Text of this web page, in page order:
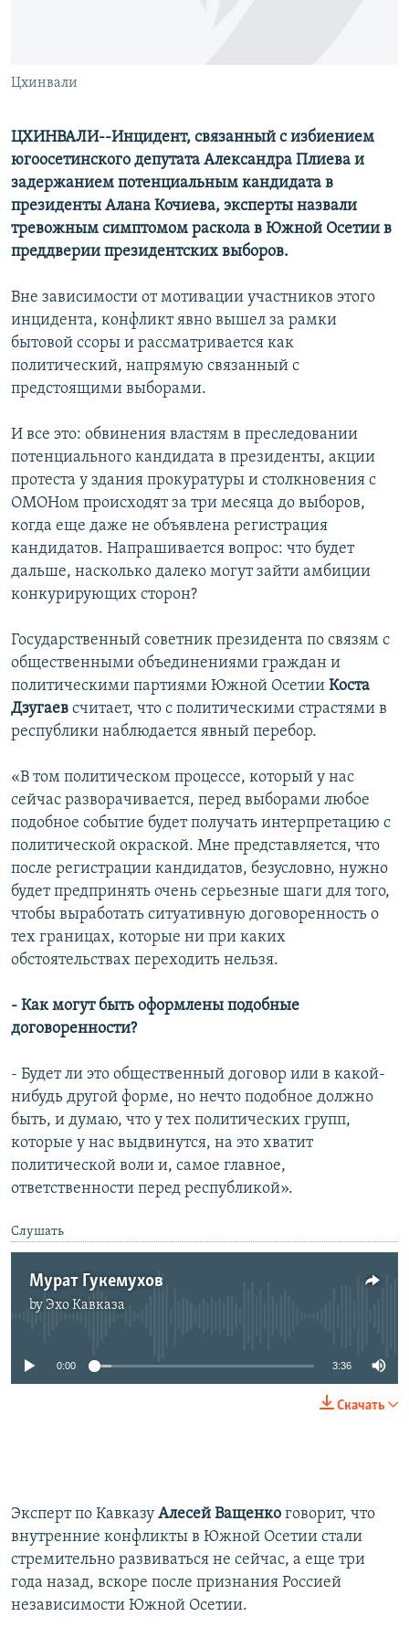
ЧИТАЕМ ПРЕССУ
Все сайты РСЕ/РС
Цхинвали
ЦХИНВАЛИ--Инцидент, связанный с избиением
югоосетинского депутата Александра Плиева и
задержанием потенциальным кандидата в
президенты Алана Кочиева, эксперты назвали
тревожным симптомом раскола в Южной Осетии в
преддверии президентских выборов.
Вне зависимости от мотивации участников этого
инцидента, конфликт явно вышел за рамки
бытовой ссоры и рассматривается как
политический, напрямую связанный с
предстоящими выборами.
И все это: обвинения властям в преследовании
потенциального кандидата в президенты, акции
протеста у здания прокуратуры и столкновения с
ОМОНом происходят за три месяца до выборов,
когда еще даже не объявлена регистрация
кандидатов. Напрашивается вопрос: что будет
дальше, насколько далеко могут зайти амбиции
конкурирующих сторон?
Государственный советник президента по связям с
общественными объединениями граждан и
политическими партиями Южной Осетии Коста
Дзугаев считает, что с политическими страстями в
республики наблюдается явный перебор.
«В том политическом процессе, который у нас
сейчас разворачивается, перед выборами любое
подобное событие будет получать интерпретацию с
политической окраской. Мне представляется, что
после регистрации кандидатов, безусловно, нужно
будет предпринять очень серьезные шаги для того,
чтобы выработать ситуативную договоренность о
тех границах, которые ни при каких
обстоятельствах переходить нельзя.
- Как могут быть оформлены подобные
договоренности?
- Будет ли это общественный договор или в какой-
нибудь другой форме, но нечто подобное должно
быть, и думаю, что у тех политических групп,
которые у нас выдвинутся, на это хватит
политической воли и, самое главное,
ответственности перед республикой».
Слушать
Мурат Гукемухов
by Эхо Кавказа
0:00 3:36
Скачать
Эксперт по Кавказу Алесей Ващенко говорит, что
внутренние конфликты в Южной Осетии стали
стремительно развиваться не сейчас, а еще три
года назад, вскоре после признания Россией
независимости Южной Осетии.